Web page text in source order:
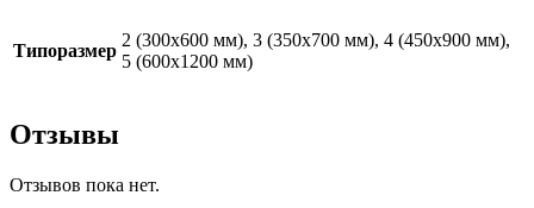
Типоразмер
2 (300х600 мм), 3 (350х700 мм), 4 (450х900 мм),
5 (600х1200 мм)
Отзывы
Отзывов пока нет.